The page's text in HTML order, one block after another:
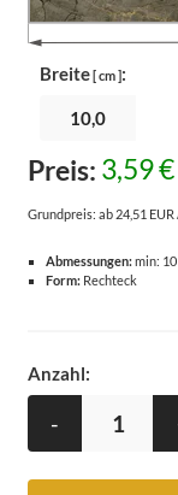
Breite[ cm ]:
Preis: 3,59 €
Grundpreis: ab 24,51 EUR
Abmessungen:min: 10
Form:Rechteck
Anzahl:
-